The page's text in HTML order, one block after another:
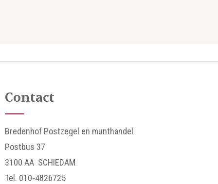
Contact
Bredenhof Postzegel en munthandel
Postbus 37
3100 AA SCHIEDAM
Tel. 010-4826725